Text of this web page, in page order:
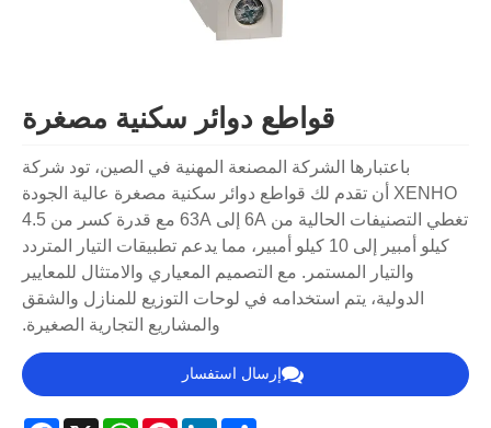
قواطع دوائر سكنية مصغرة
باعتبارها الشركة المصنعة المهنية في الصين، تود شركة
XENHO أن تقدم لك قواطع دوائر سكنية مصغرة عالية الجودة
تغطي التصنيفات الحالية من 6A إلى 63A مع قدرة كسر من 4.5
كيلو أمبير إلى 10 كيلو أمبير، مما يدعم تطبيقات التيار المتردد
والتيار المستمر. مع التصميم المعياري والامتثال للمعايير
الدولية، يتم استخدامه في لوحات التوزيع للمنازل والشقق
والمشاريع التجارية الصغيرة.
إرسال استفسار